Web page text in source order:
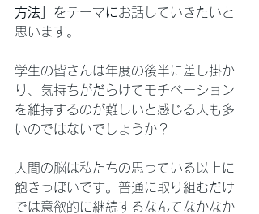
方法」 をテーマにお話していきたいと
思います。
学生の皆さんは年度の後半に差し掛か
り、気持ちがだらけてモチベーション
を維持するのが難しいと感じる人も多
いのではないでしょうか？
人間の脳は私たちの思っている以上に
飽きっぽいです。普通に取り組むだけ
では意欲的に継続するなんてなかなか